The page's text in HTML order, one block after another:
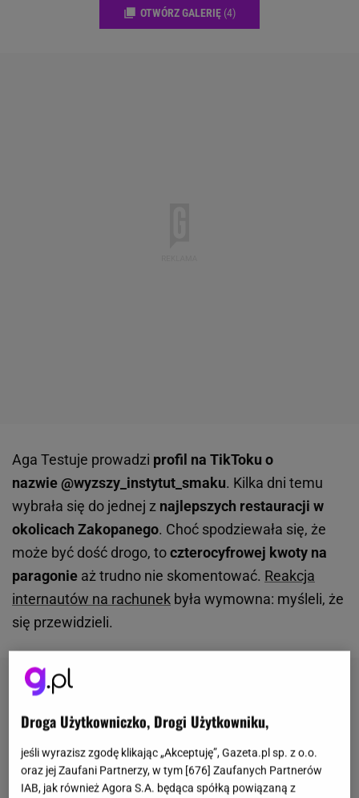
OTWÓRZ GALERIĘ (4)
Aga Testuje prowadzi profil na TikToku o
nazwie @wyzszy_instytut_smaku. Kilka dni temu
wybrała się do jednej z najlepszych restauracji w
okolicach Zakopanego. Choć spodziewała się, że
może być dość drogo, toczterocyfrowej kwoty na
paragonie aż trudno nie skomentować. Reakcja
internautów na rachunek była wymowna: myśleli, że
się przewidzieli.
Droga Użytkowniczko, Drogi Użytkowniku,
jeśli wyrazisz zgodę klikając „Akceptuję”, Gazeta.pl sp. z o.o.
oraz jej Zaufani Partnerzy, w tym [676] Zaufanych Partnerów
IAB, jak również Agora S.A. będąca spółką powiązaną z